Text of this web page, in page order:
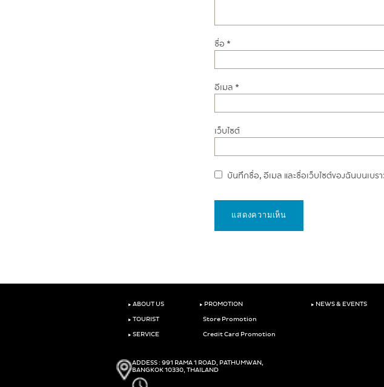
ชื่อ *
อีเมล *
เว็บไซต์
บันทึกชื่อ, อีเมล และชื่อเว็บไซต์ของฉันบนเบร
‣ ABOUT US
‣ TOURIST
‣ SERVICE
‣ PROMOTION
Store Promotion
Credit Card Promotion
‣ NEWS & EVENTS
ADDESS : 991 RAMA 1 ROAD, PATHUMWAN,
BANGKOK 10330, THAILAND